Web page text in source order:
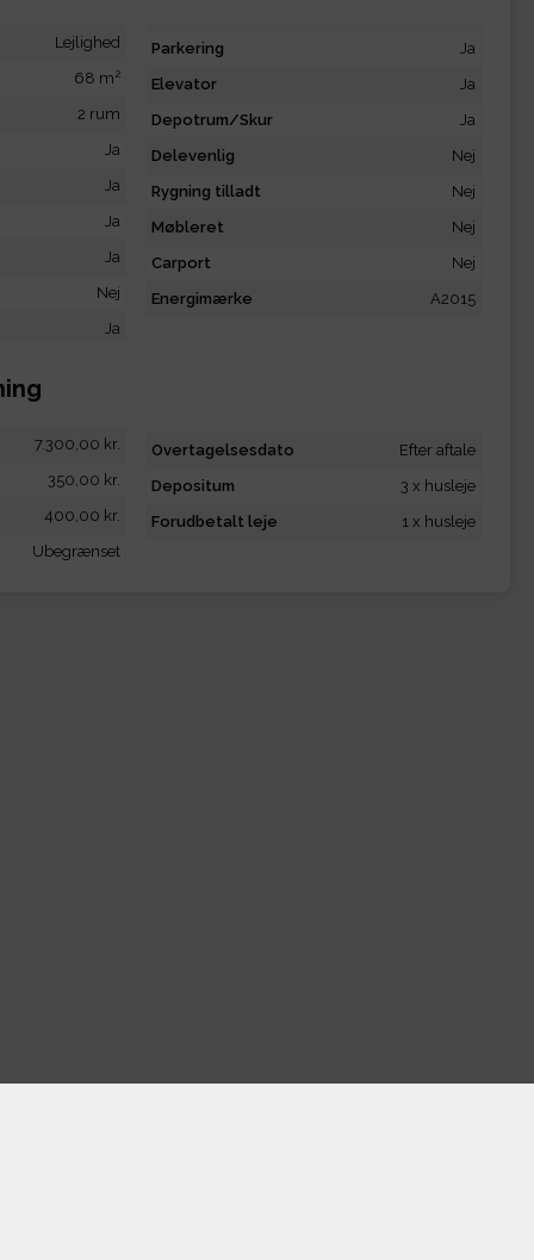
Lejlighed
68 m2
2 rum
Ja
Ja
Ja
Ja
Nej
Ja
Parkering
Ja
Elevator
Ja
Depotrum/Skur
Ja
Delevenlig
Nej
Rygning tilladt
Nej
Møbleret
Nej
Carport
Nej
Energimærke
A2015
7.300,00 kr.
350,00 kr.
400,00 kr.
Ubegrænset
Overtagelsesdato
Efter aftale
Depositum
3 x husleje
Forudbetalt leje
1 x husleje